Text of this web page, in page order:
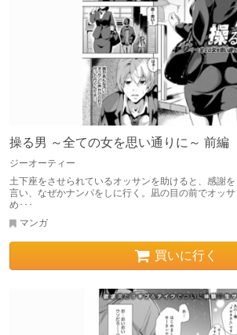
操る男 ～全ての女を思い通りに～ 前編
ジーオーティー
土下座をさせられているオッサンを助けると、感謝
言い、なぜかナンパをしに行く。凪の目の前でオッ
め･･･
マンガ
買いに行く